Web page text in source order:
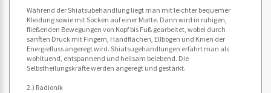
Während der Shiatsubehandlung liegt man mit leichter bequemer
Kleidung sowie mit Socken auf einer Matte. Dann wird in ruhigen,
fließenden Bewegungen von Kopf bis Fuß gearbeitet, wobei durch
sanften Druck mit Fingern, Handflächen, Ellbögen und Knien der
Energiefluss angeregt wird. Shiatsugehandlungen erfährt man als
wohltuend, entspannend und heilsam belebend. Die
Selbstheilungskräfte werden angeregt und gestärkt.
2.) Radionik